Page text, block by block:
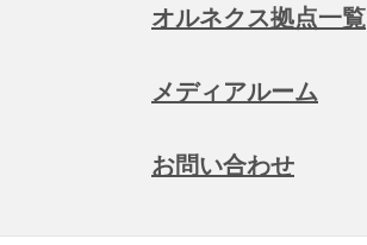
オルネクス拠点一覧
メディアルーム
お問い合わせ